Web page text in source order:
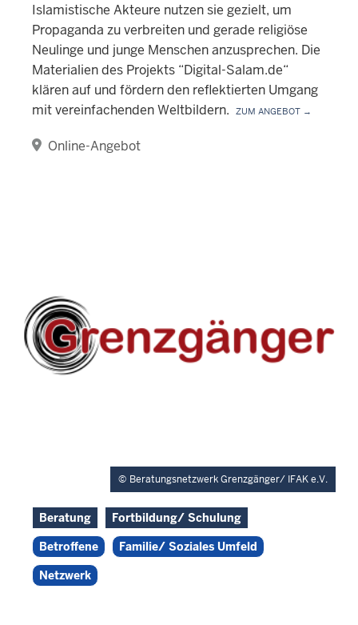
Islamistische Akteure nutzen sie gezielt, um
Propaganda zu verbreiten und gerade religiöse
Neulinge und junge Menschen anzusprechen. Die
Materialien des Projekts “Digital-Salam.de“
klären auf und fördern den reflektierten Umgang
mit vereinfachenden Weltbildern. Zum Angebot →
Online-Angebot
Beratungsnetzwerk Grenzgänger/ IFAK e.V.
Beratung
Fortbildung/ Schulung
Betroffene
Familie/ Soziales Umfeld
Netzwerk